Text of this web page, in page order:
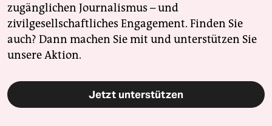
zugänglichen Journalismus – und
zivilgesellschaftliches Engagement. Finden Sie
auch? Dann machen Sie mit und unterstützen Sie
unsere Aktion.
Jetzt unterstützen